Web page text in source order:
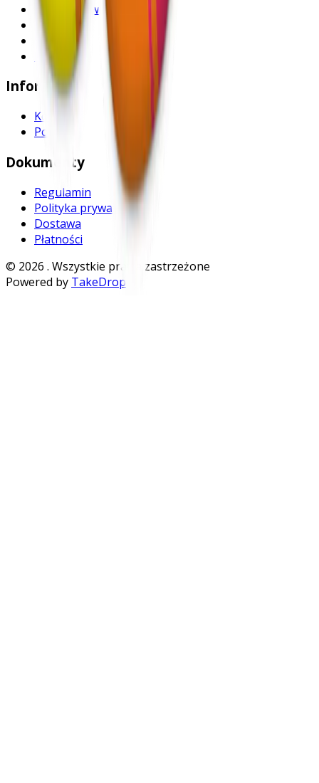
Strona główna
Produkty
Nowości
Promocje
Informacje
Kontakt
Pomoc
Dokumenty
Regulamin
Polityka prywatności
Dostawa
Płatności
© 2026 . Wszystkie prawa zastrzeżone
Powered by TakeDrop